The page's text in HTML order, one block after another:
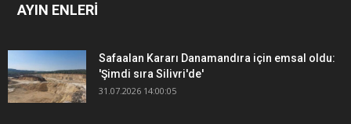
AYIN ENLERİ
Safaalan Kararı Danamandıra için emsal oldu:
'Şimdi sıra Silivri'de'
31.07.2026 14:00:05